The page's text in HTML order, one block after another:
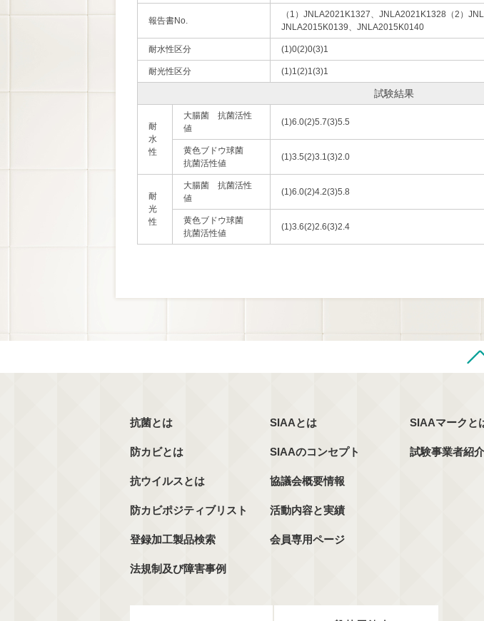
報告書No.
（1）JNLA2021K1327、JNLA2021K1328（2）
JNLA2015K0139、JNLA2015K0140
耐水性区分 (1)0(2)0(3)1
耐光性区分 (1)1(2)1(3)1
試験結果
耐
水
性
大腸菌 抗菌活性
値
(1)6.0(2)5.7(3)5.5
黄色ブドウ球菌
抗菌活性値
(1)3.5(2)3.1(3)2.0
耐
光
性
大腸菌 抗菌活性
値
(1)6.0(2)4.2(3)5.8
黄色ブドウ球菌
抗菌活性値
(1)3.6(2)2.6(3)2.4
抗菌とは
防カビとは
抗ウイルスとは
防カビポジティブリスト
登録加工製品検索
法規制及び障害事例
SIAAとは
SIAAのコンセプト
協議会概要情報
活動内容と実績
会員専用ページ
SIAAマークと
試験事業者紹介